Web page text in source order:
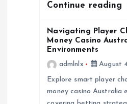
Continue reading
Navigating Player
Money Casino
Environments
admlnlx
August
Explore smart player
money casino Australia